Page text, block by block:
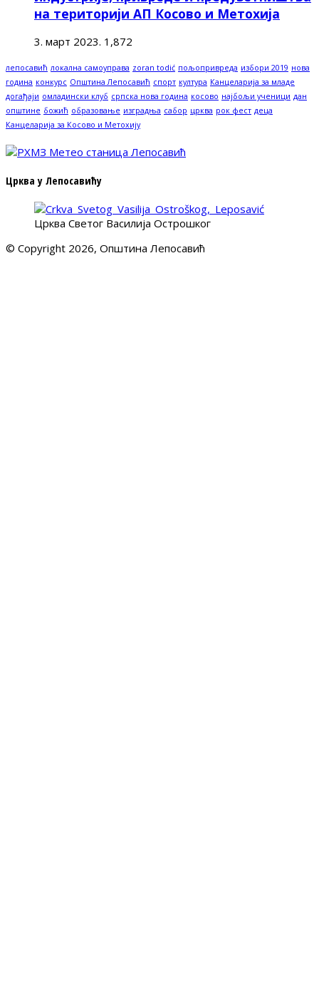
на територији АП Косово и Метохија
3. март 2023. 1,872
лепосавић локална самоуправа zoran todić пољопривреда избори 2019 нова
година конкурс Општина Лепосавић спорт култура Канцеларија за младе
догађаји омладински клуб српска нова година косово најбољи ученици дан
општине божић образовање изградња сабор црква рок фест деца
Канцеларија за Косово и Метохију
Црква у Лепосавићу
Црква Светог Василија Острошког
© Copyright 2026, Општина Лепосавић